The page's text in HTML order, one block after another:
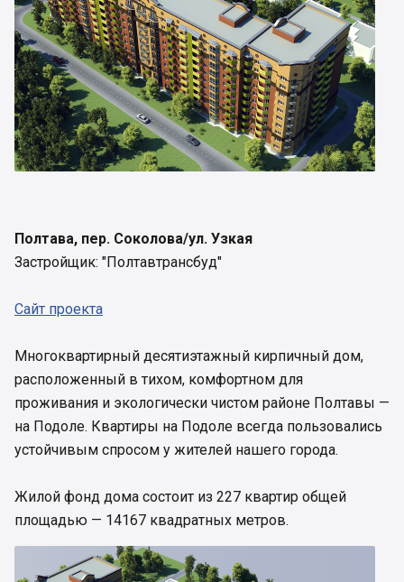
Полтава, пер. Соколова/ул. Узкая
Застройщик: "Полтавтрансбуд"
Сайт проекта
Многоквартирный десятиэтажный кирпичный дом,
расположенный в тихом, комфортном для
проживания и экологически чистом районе Полтавы —
на Подоле. Квартиры на Подоле всегда пользовались
устойчивым спросом у жителей нашего города.
Жилой фонд дома состоит из 227 квартир общей
площадью — 14167 квадратных метров.